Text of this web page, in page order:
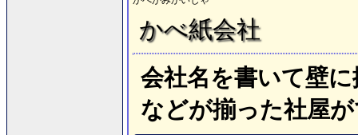
かべ紙会社
会社名を書いて壁
などが揃った社屋